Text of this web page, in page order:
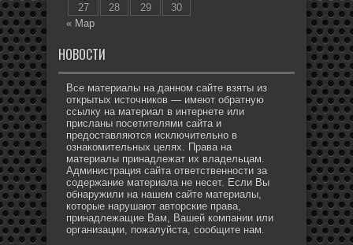
27
28 29
30
« Мар
НОВОСТИ
Все материалы на данном сайте взяты из
открытых источников — имеют обратную
ссылку на материал в интернете или
присланы посетителями сайта и
предоставляются исключительно в
ознакомительных целях. Права на
материалы принадлежат их владельцам.
Администрация сайта ответственности за
содержание материала не несет. Если Вы
обнаружили на нашем сайте материалы,
которые нарушают авторские права,
принадлежащие Вам, Вашей компании или
организации, пожалуйста, сообщите нам.